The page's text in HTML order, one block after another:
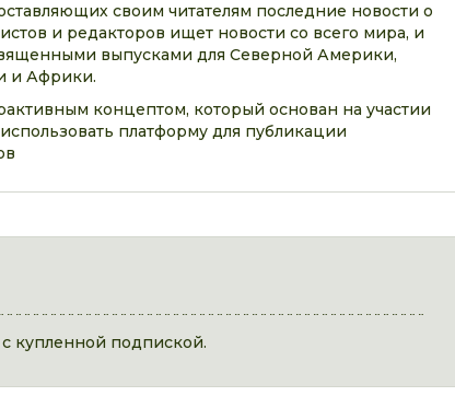
своим читателям последние новости о
и редакторов ищет новости со всего мира, и
выпусками для Северной Америки,
и Африки.
концептом, который основан на участии
платформу для публикации
купленной подпиской.